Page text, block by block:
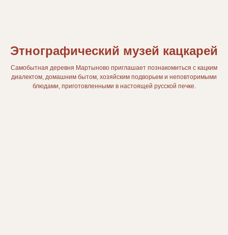
Этнографический музей кацкарей
Самобытная деревня Мартыново приглашает познакомиться с кацким
диалектом, домашним бытом, хозяйским подворьем и неповторимыми
блюдами, приготовленными в настоящей русской печке.